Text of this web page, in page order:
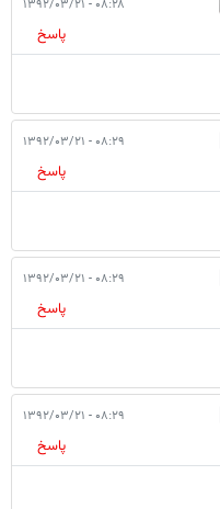
۰۸:۲۸ - ۱۳۹۲/۰۳/۲۱
پاسخ
۰۸:۲۹ - ۱۳۹۲/۰۳/۲۱
پاسخ
۰۸:۲۹ - ۱۳۹۲/۰۳/۲۱
پاسخ
۰۸:۲۹ - ۱۳۹۲/۰۳/۲۱
پاسخ